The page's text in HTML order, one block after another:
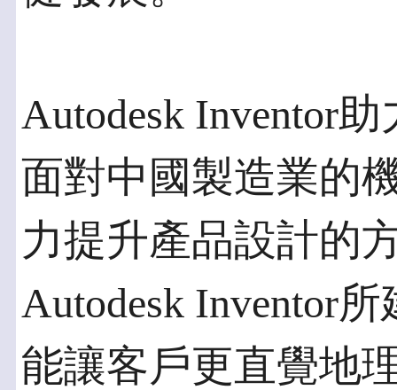
Autodesk Inventor
面對中國製造業的
力提升產品設計的
Autodesk Inventor
能讓客戶更直覺地